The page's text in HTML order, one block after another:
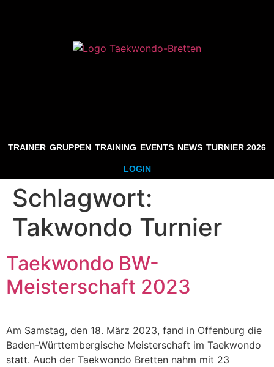
TRAINER GRUPPEN TRAINING EVENTS NEWS TURNIER 2026
LOGIN
Schlagwort:
Takwondo Turnier
Taekwondo BW-
Meisterschaft 2023
Am Samstag, den 18. März 2023, fand in Offenburg die
Baden-Württembergische Meisterschaft im Taekwondo
statt. Auch der Taekwondo Bretten nahm mit 23